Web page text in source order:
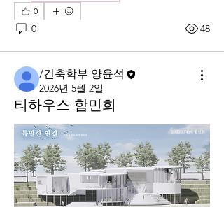
0
0 48
/건축학부 양윤석
2026년 5월 2일
티하우스 함민희